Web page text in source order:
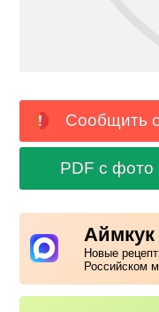
Сообщить
PDF с фото
Новые
Российском